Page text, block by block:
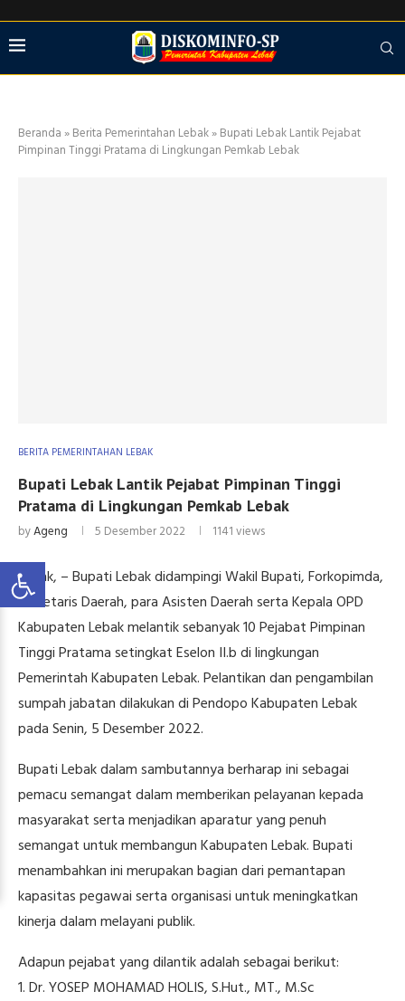
Beranda»Berita Pemerintahan Lebak»Bupati Lebak Lantik Pejabat
Pimpinan Tinggi Pratama di Lingkungan Pemkab Lebak
BERITA PEMERINTAHAN LEBAK
Bupati Lebak Lantik Pejabat Pimpinan Tinggi
Pratama di Lingkungan Pemkab Lebak
byAgeng 5 Desember 2022 1141views
Lebak, – Bupati Lebak didampingi Wakil Bupati, Forkopimda,
Sekretaris Daerah, para Asisten Daerah serta Kepala OPD
Kabupaten Lebak melantik sebanyak 10 Pejabat Pimpinan
Tinggi Pratama setingkat Eselon II.b di lingkungan
Pemerintah Kabupaten Lebak. Pelantikan dan pengambilan
sumpah jabatan dilakukan di Pendopo Kabupaten Lebak
pada Senin, 5 Desember 2022.
Bupati Lebak dalam sambutannya berharap ini sebagai
pemacu semangat dalam memberikan pelayanan kepada
masyarakat serta menjadikan aparatur yang penuh
semangat untuk membangun Kabupaten Lebak. Bupati
menambahkan ini merupakan bagian dari pemantapan
kapasitas pegawai serta organisasi untuk meningkatkan
kinerja dalam melayani publik.
Adapun pejabat yang dilantik adalah sebagai berikut:
1. Dr. YOSEP MOHAMAD HOLIS, S.Hut., MT., M.Sc